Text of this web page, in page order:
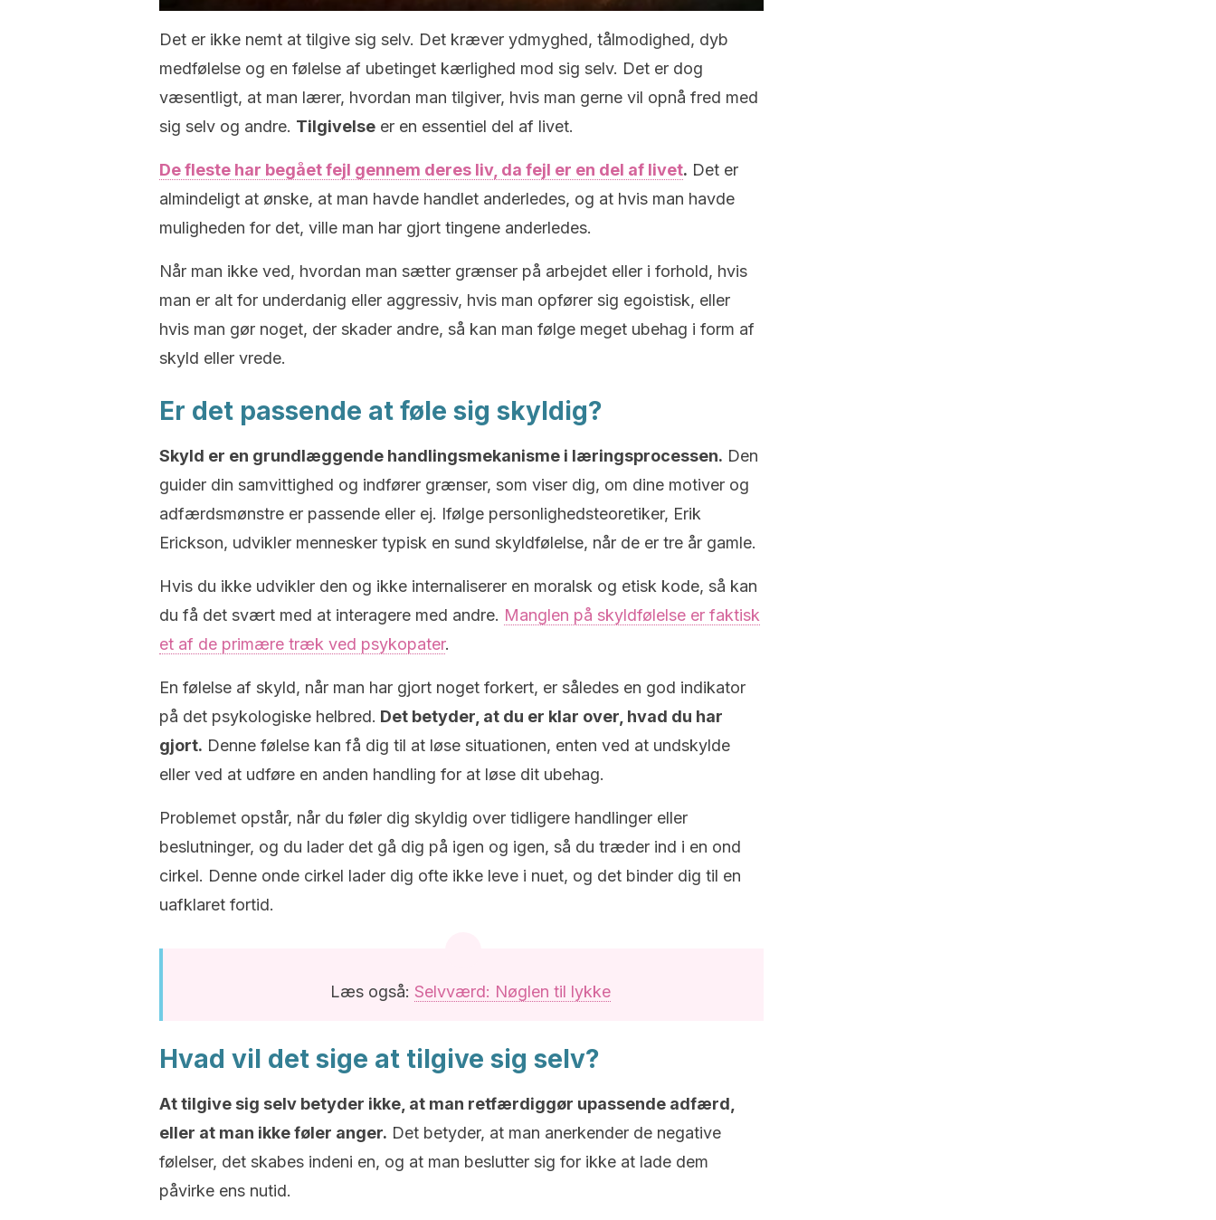
Det er ikke nemt at tilgive sig selv. Det kræver ydmyghed, tålmodighed, dyb
medfølelse og en følelse af ubetinget kærlighed mod sig selv. Det er dog
væsentligt, at man lærer, hvordan man tilgiver, hvis man gerne vil opnå fred med
sig selv og andre. Tilgivelse er en essentiel del af livet.
De fleste har begået fejl gennem deres liv, da fejl er en del af livet. Det er
almindeligt at ønske, at man havde handlet anderledes, og at hvis man havde
muligheden for det, ville man har gjort tingene anderledes.
Når man ikke ved, hvordan man sætter grænser på arbejdet eller i forhold, hvis
man er alt for underdanig eller aggressiv, hvis man opfører sig egoistisk, eller
hvis man gør noget, der skader andre, så kan man følge meget ubehag i form af
skyld eller vrede.
Er det passende at føle sig skyldig?
Skyld er en grundlæggende handlingsmekanisme i læringsprocessen. Den
guider din samvittighed og indfører grænser, som viser dig, om dine motiver og
adfærdsmønstre er passende eller ej. Ifølge personlighedsteoretiker, Erik
Erickson, udvikler mennesker typisk en sund skyldfølelse, når de er tre år gamle.
Hvis du ikke udvikler den og ikke internaliserer en moralsk og etisk kode, så kan
du få det svært med at interagere med andre. Manglen på skyldfølelse er faktisk
et af de primære træk ved psykopater.
En følelse af skyld, når man har gjort noget forkert, er således en god indikator
på det psykologiske helbred. Det betyder, at du er klar over, hvad du har
gjort. Denne følelse kan få dig til at løse situationen, enten ved at undskylde
eller ved at udføre en anden handling for at løse dit ubehag.
Problemet opstår, når du føler dig skyldig over tidligere handlinger eller
beslutninger, og du lader det gå dig på igen og igen, så du træder ind i en ond
cirkel. Denne onde cirkel lader dig ofte ikke leve i nuet, og det binder dig til en
uafklaret fortid.
Læs også: Selvværd: Nøglen til lykke
Hvad vil det sige at tilgive sig selv?
At tilgive sig selv betyder ikke, at man retfærdiggør upassende adfærd,
eller at man ikke føler anger. Det betyder, at man anerkender de negative
følelser, det skabes indeni en, og at man beslutter sig for ikke at lade dem
påvirke ens nutid.